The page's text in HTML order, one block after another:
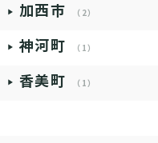
加西市 （2）
神河町 （1）
香美町 （1）